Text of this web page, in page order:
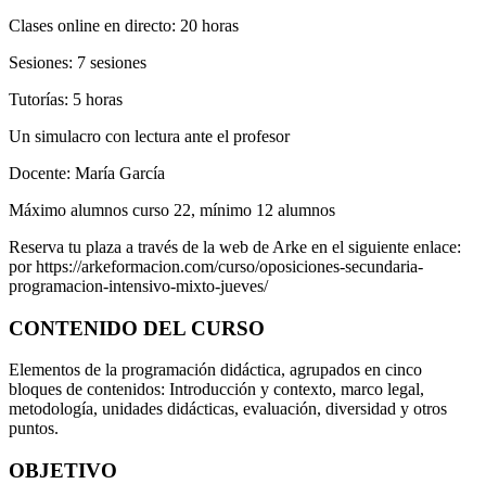
Clases online en directo: 20 horas
Sesiones: 7 sesiones
Tutorías: 5 horas
Un simulacro con lectura ante el profesor
Docente: María García
Máximo alumnos curso 22, mínimo 12 alumnos
Reserva tu plaza a través de la web de Arke en el siguiente enlace:
por https://arkeformacion.com/curso/oposiciones-secundaria-
programacion-intensivo-mixto-jueves/
CONTENIDO DEL CURSO
Elementos de la programación didáctica, agrupados en cinco
bloques de contenidos: Introducción y contexto, marco legal,
metodología, unidades didácticas, evaluación, diversidad y otros
puntos.
OBJETIVO